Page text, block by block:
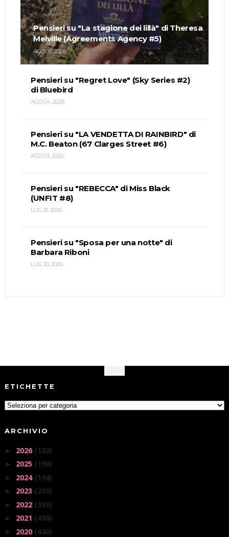
Pensieri su "La stagione dei lillà" di Theresa
Melville (Agreements Agency #5)
AGO 05, 2026
Pensieri su "Regret Love" (Sky Series #2)
di Bluebird
AGO 04, 2026
Pensieri su "LA VENDETTA DI RAINBIRD" di
M.C. Beaton (67 Clarges Street #6)
AGO 03, 2026
Pensieri su "REBECCA" di Miss Black
(UNFIT #8)
LUG 31, 2026
Pensieri su "Sposa per una notte" di
Barbara Riboni
LUG 30, 2026
ETICHETTE
ARCHIVIO
► 2026 (122)
► 2025 (196)
► 2024 (194)
► 2023 (230)
► 2022 (393)
► 2021 (498)
► 2020 (440)